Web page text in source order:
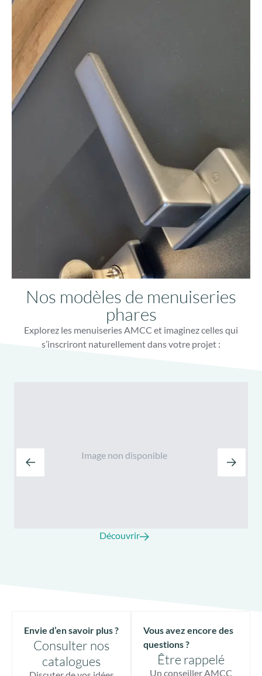
Nos modèles de menuiseries
phares
Explorez les menuiseries AMCC et imaginez celles qui
s’inscriront naturellement dans votre projet :
Image non disponible
Découvrir
Envie d’en savoir plus ?
Consulter nos
catalogues
Vous avez encore des
questions ?
Être rappelé
Un conseiller AMCC